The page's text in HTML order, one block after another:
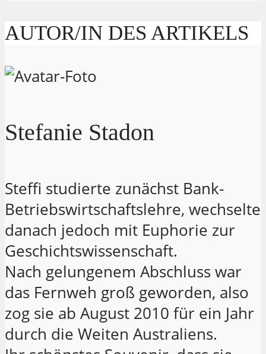
AUTOR/IN DES ARTIKELS
Stefanie Stadon
Steffi studierte zunächst Bank-
Betriebswirtschaftslehre, wechselte
danach jedoch mit Euphorie zur
Geschichtswissenschaft.
Nach gelungenem Abschluss war
das Fernweh groß geworden, also
zog sie ab August 2010 für ein Jahr
durch die Weiten Australiens.